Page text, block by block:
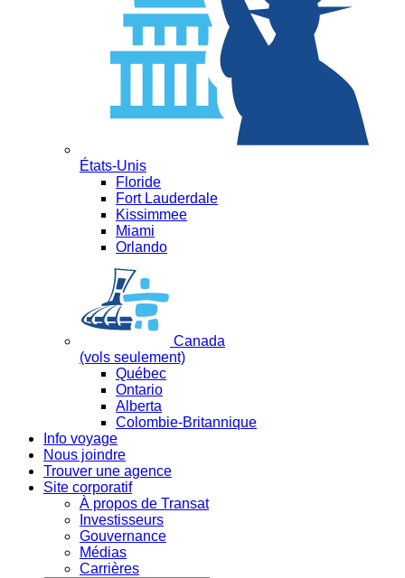
États-Unis
Floride
Fort Lauderdale
Kissimmee
Miami
Orlando
Canada
(vols seulement)
Québec
Ontario
Alberta
Colombie-Britannique
Info voyage
Nous joindre
Trouver une agence
Site corporatif
À propos de Transat
Investisseurs
Gouvernance
Médias
Carrières